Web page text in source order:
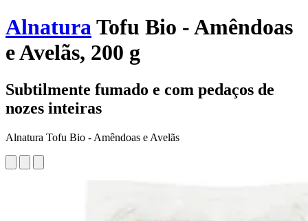
AlnaturaTofu Bio - Amêndoas
e Avelãs, 200 g
Subtilmente fumado e com pedaços de
nozes inteiras
Alnatura Tofu Bio - Amêndoas e Avelãs